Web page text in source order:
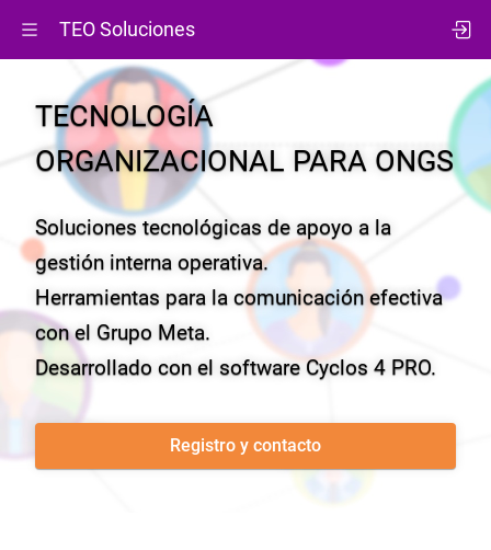
TEO Soluciones
TECNOLOGÍA
ORGANIZACIONAL PARA ONGS
Soluciones tecnológicas de apoyo a la
gestión interna operativa.
Herramientas para la comunicación efectiva
con el Grupo Meta.
Desarrollado con el software Cyclos 4 PRO.
Registro y contacto